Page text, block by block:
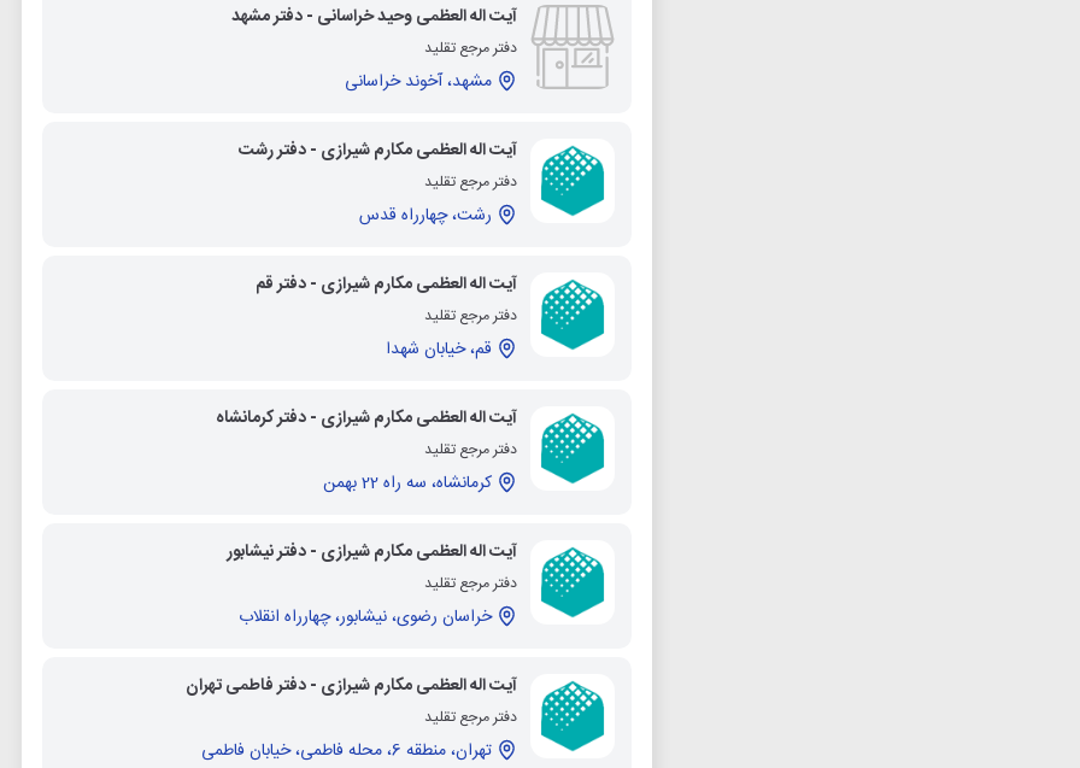
آیت اله العظمی وحید خراسانی - دفتر مشهد
دفتر مرجع تقلید
مشهد، آخوند خراسانی
آیت اله العظمی مکارم شیرازی - دفتر رشت
دفتر مرجع تقلید
رشت، چهارراه قدس
آیت اله العظمی مکارم شیرازی - دفتر قم
دفتر مرجع تقلید
قم، خیابان شهدا
آیت اله العظمی مکارم شیرازی - دفتر کرمانشاه
دفتر مرجع تقلید
کرمانشاه، سه راه 22 بهمن
آیت اله العظمی مکارم شیرازی - دفتر نیشابور
دفتر مرجع تقلید
خراسان رضوی، نیشابور، چهارراه انقلاب
آیت اله العظمی مکارم شیرازی - دفتر فاطمی تهران
دفتر مرجع تقلید
تهران، منطقه 6، محله فاطمی، خیابان فاطمی